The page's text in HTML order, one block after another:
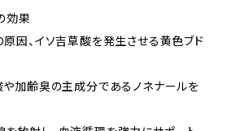
効果
原因、イソ吉草酸を発生させる黄色ブド
や加齢臭の主成分であるノネナールを